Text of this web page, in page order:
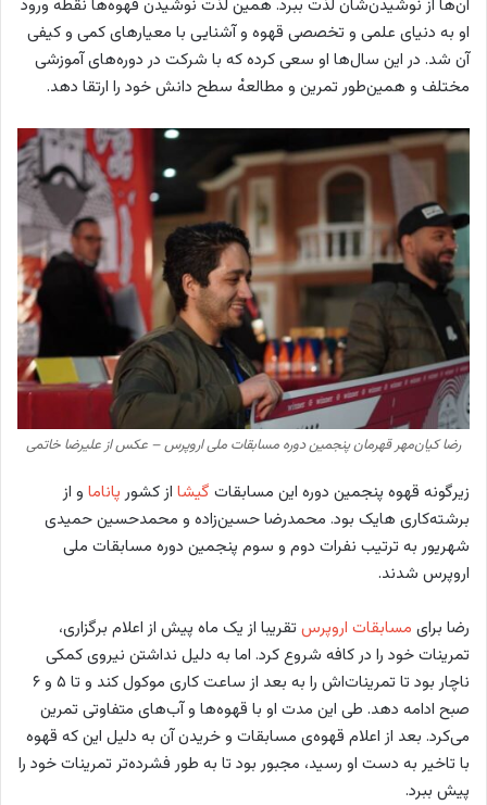
آن‌ها از نوشیدن‌شان لذت ببرد. همین لذت نوشیدن قهوه‌ها نقطه ورود
او به دنیای علمی و تخصصی قهوه و آشنایی با معیارهای کمی و کیفی
آن شد. در این سال‌ها او سعی کرده‌ که با شرکت در دوره‌های آموزشی
مختلف و همین‌طور تمرین و مطالعهْ سطح دانش خود را ارتقا دهد.
رضا کیان‌مهر قهرمان پنجمین دوره مسابقات ملی اروپرس – عکس از علیرضا خاتمی
زیرگونه قهوه پنجمین دوره این مسابقات گیشا از کشورپاناما و از
برشته‌کاری هایک بود. محمدرضا حسین‌زاده و محمدحسین حمیدی
شهریور به ترتیب نفرات دوم و سوم پنجمین دوره مسابقات ملی
اروپرس شدند.
رضا برای مسابقات اروپرس تقریبا از یک ماه پیش از اعلام برگزاری،
تمرینات خود را در کافه شروع کرد. اما به دلیل نداشتن نیروی کمکی
ناچار بود تا تمرینات‌اش را به بعد از ساعت کاری موکول کند و تا ۵ و ۶
صبح ادامه دهد. طی این مدت او با قهوه‌ها و آب‌های متفاوتی تمرین
می‌کرد. بعد از اعلام قهوه‌ی مسابقات و خریدن آن به دلیل این که قهوه
با تاخیر به دست او رسید،‌ مجبور بود تا به طور فشرده‌تر تمرینات خود را
پیش ببرد.